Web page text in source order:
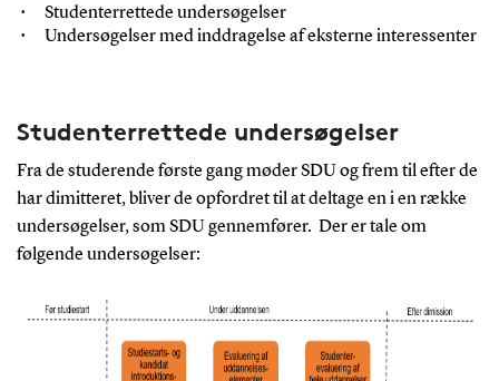
Studenterrettede undersøgelser
Undersøgelser med inddragelse af eksterne interessenter
Studenterrettede undersøgelser
Fra de studerende første gang møder SDU og frem til efter de
har dimitteret, bliver de opfordret til at deltage en i en række
undersøgelser, som SDU gennemfører. Der er tale om
følgende undersøgelser: